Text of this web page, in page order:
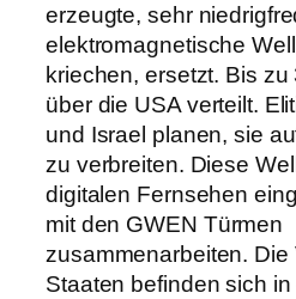
erzeugte, sehr
elektromagnetische
kriechen, ersetzt. Bis
über die USA verteilt.
und Israel planen, sie
zu verbreiten. Diese
digitalen Fernsehen
mit den GWEN Türmen
zusammenarbeiten. Die
Staaten befinden sich